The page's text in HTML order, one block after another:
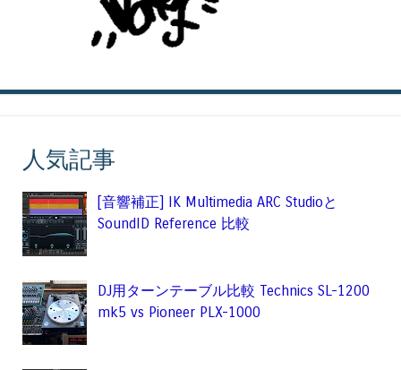
人気記事
[音響補正] IK Multimedia ARC Studioと
SoundID Reference 比較
DJ用ターンテーブル比較 Technics SL-1200
mk5 vs Pioneer PLX-1000